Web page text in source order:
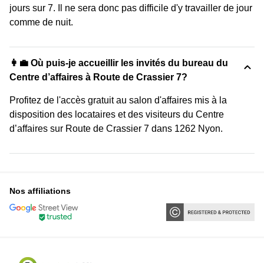
jours sur 7. Il ne sera donc pas difficile d'y travailler de jour
comme de nuit.
👩‍💼 Où puis-je accueillir les invités du bureau du
Centre d’affaires à Route de Crassier 7?
Profitez de l'accès gratuit au salon d'affaires mis à la
disposition des locataires et des visiteurs du Centre
d’affaires sur Route de Crassier 7 dans 1262 Nyon.
Nos affiliations